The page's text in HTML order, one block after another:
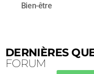
Bien-être
DERNIÈRES
FORUM